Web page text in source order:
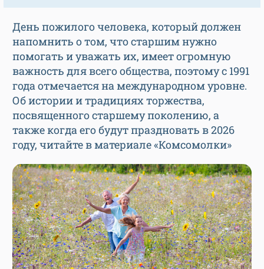
День пожилого человека, который должен
напомнить о том, что старшим нужно
помогать и уважать их, имеет огромную
важность для всего общества, поэтому с 1991
года отмечается на международном уровне.
Об истории и традициях торжества,
посвященного старшему поколению, а
также когда его будут праздновать в 2026
году, читайте в материале «Комсомолки»